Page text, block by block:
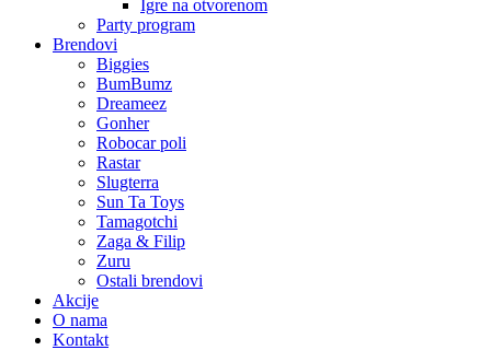
Igre na otvorenom
Party program
Brendovi
Biggies
BumBumz
Dreameez
Gonher
Robocar poli
Rastar
Slugterra
Sun Ta Toys
Tamagotchi
Zaga & Filip
Zuru
Ostali brendovi
Akcije
O nama
Kontakt